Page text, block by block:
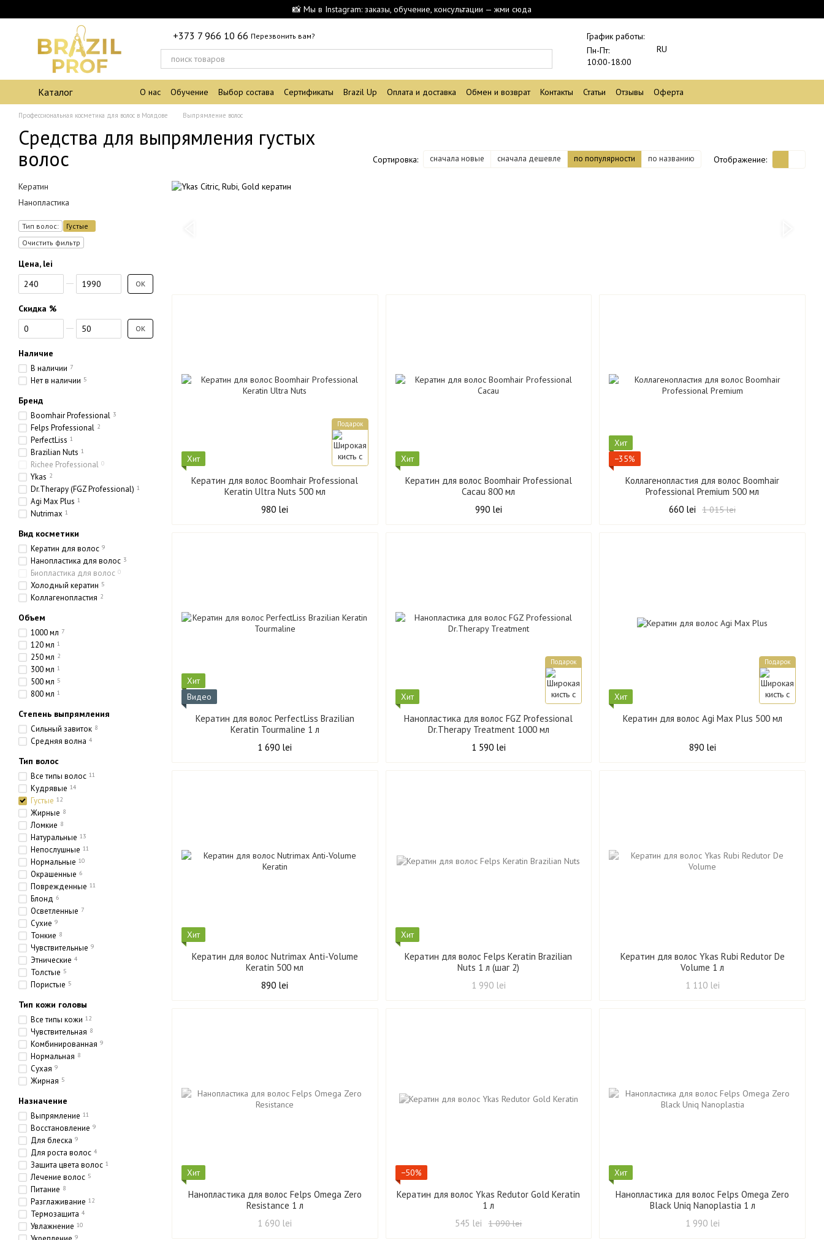
📸 Мы в Instagram: заказы, обучение, консультации — жми сюда
+373 7 966 10 66 Перезвонить вам?
График работы:
Пн-Пт:
10:00-18:00
RU
Каталог О нас Обучение Выбор состава Сертификаты Brazil Up Оплата и доставка Обмен и возврат Контакты Статьи Отзывы Оферта
Профессиональная косметика для волос в Молдове Выпрямление волос
Средства для выпрямления густых
волос
Сортировка: сначала новые сначала дешевле по популярности по названию Отображение:
Подарок
Хит
Кератин для волос Boomhair Professional
Keratin Ultra Nuts 500 мл
980 lei
Хит
Кератин для волос Boomhair Professional
Cacau 800 мл
990 lei
Хит
−35%
Коллагенопластия для волос Boomhair
Professional Premium 500 мл
1 015 lei
660 lei
Хит
Видео
Кератин для волос PerfectLiss Brazilian
Keratin Tourmaline 1 л
1 690 lei
Подарок
Хит
Нанопластика для волос FGZ Professional
Dr.Therapy Treatment 1000 мл
1 590 lei
Подарок
Хит
Кератин для волос Agi Max Plus 500 мл
890 lei
Хит
Кератин для волос Nutrimax Anti-Volume
Keratin 500 мл
890 lei
Хит
Кератин для волос Felps Keratin Brazilian
Nuts 1 л (шаг 2)
1 990 lei
Кератин для волос Ykas Rubi Redutor De
Volume 1 л
1 110 lei
Хит
Нанопластика для волос Felps Omega Zero
Resistance 1 л
1 690 lei
−50%
Кератин для волос Ykas Redutor Gold Keratin
1 л
1 090 lei
545 lei
Хит
Нанопластика для волос Felps Omega Zero
Black Uniq Nanoplastia 1 л
1 990 lei
Кератин
Нанопластика
Тип волос:
Густые
Очистить фильтр
Цена, lei
От Цена, lei
До Цена, lei OK
Скидка %
От Скидка %
До Скидка % OK
Наличие
В наличии 7
Нет в наличии 5
Бренд
Boomhair Professional 3
Felps Professional 2
PerfectLiss 1
Brazilian Nuts 1
Richee Professional 0
Ykas 2
Dr.Therapy (FGZ Professional) 1
Agi Max Plus 1
Nutrimax 1
Вид косметики
Кератин для волос 9
Нанопластика для волос 3
Биопластика для волос 0
Холодный кератин 5
Коллагенопластия 2
Объем
1000 мл 7
120 мл 1
250 мл 2
300 мл 1
500 мл 5
800 мл 1
Степень выпрямления
Сильный завиток 8
Средняя волна 4
Тип волос
Все типы волос 11
Кудрявые 14
Густые 12
Жирные 8
Ломкие 8
Натуральные 13
Непослушные 11
Нормальные 10
Окрашенные 6
Поврежденные 11
Блонд 6
Осветленные 7
Сухие 9
Тонкие 8
Чувствительные 9
Этнические 4
Толстые 5
Пористые 5
Тип кожи головы
Все типы кожи 12
Чувствительная 8
Комбинированная 9
Нормальная 8
Сухая 9
Жирная 5
Назначение
Выпрямление 11
Восстановление 9
Для блеска 9
Для роста волос 4
Защита цвета волос 1
Лечение волос 5
Питание 8
Разглаживание 12
Термозащита 4
Увлажнение 10
9